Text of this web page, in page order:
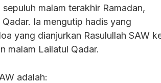
malam terakhir Ramadan,
Ia mengutip hadis yang
yang dianjurkan Rasulullah SAW
malam Lailatul Qadar.
adalah: